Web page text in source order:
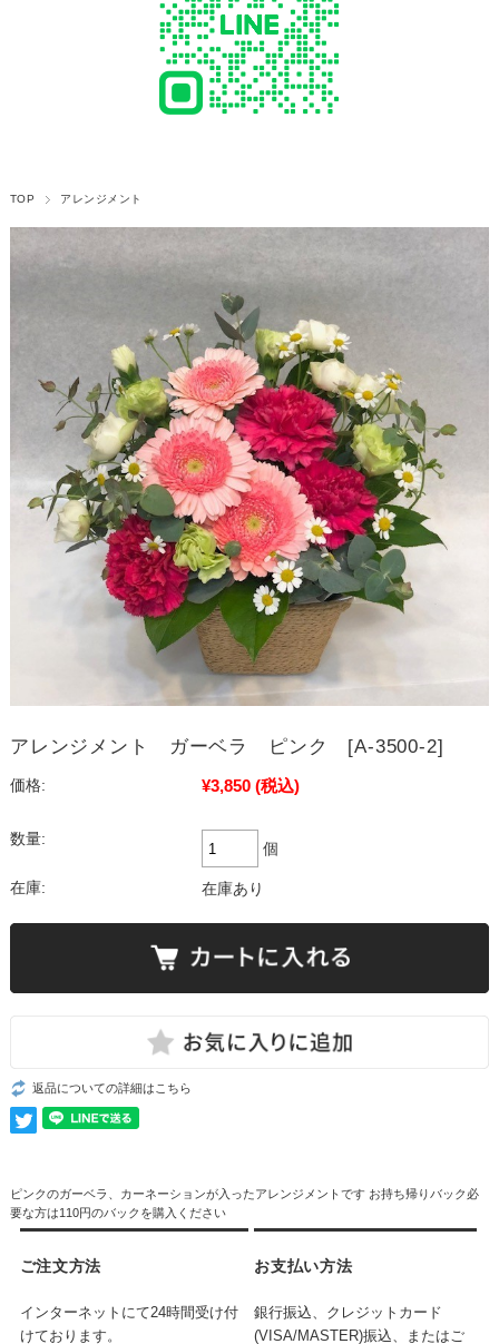
TOP アレンジメント
アレンジメント ガーベラ ピンク [A-3500-2]
価格: ¥3,850 (税込)
数量:
個
在庫: 在庫あり
返品についての詳細はこちら
ピンクのガーベラ、カーネーションが入ったアレンジメントです お持ち帰りバック必
要な方は110円のバックを購入ください
ご注文方法
インターネットにて24時間受け付
けております。
お支払い方法
銀行振込、クレジットカード
(VISA/MASTER)振込、またはご